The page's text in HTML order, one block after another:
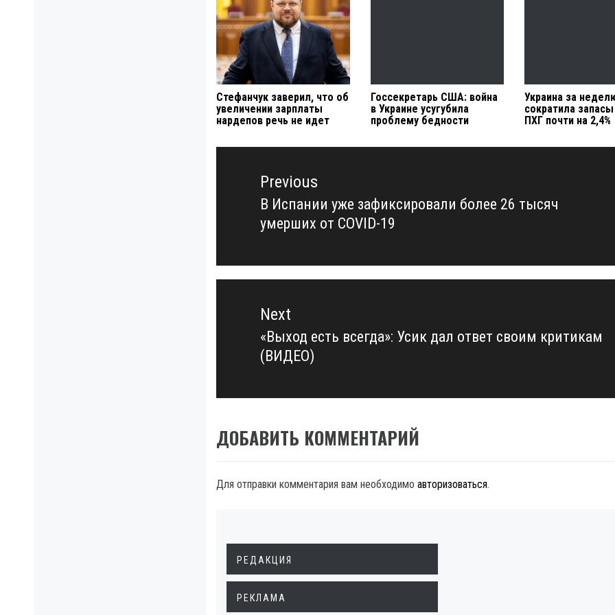
Стефанчук заверил, что об
увеличении зарплаты
нардепов речь не идет
Госсекретарь США: война
в Украине усугубила
проблему бедности
Украина за
сократила запасы
ПХГ почти на 2,4%
Навигация
записямPrevious
Previous
post:
В Испании уже зафиксировали более 26 тысяч
умерших от COVID-19
Next
Next
post:
«Выход есть всегда»: Усик дал ответ своим критикам
(ВИДЕО)
ДОБАВИТЬ КОММЕНТАРИЙ
Для отправки комментария вам необходимо авторизоваться.
РЕДАКЦИЯ
РЕКЛАМА